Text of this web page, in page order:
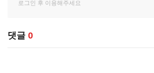
댓글 0